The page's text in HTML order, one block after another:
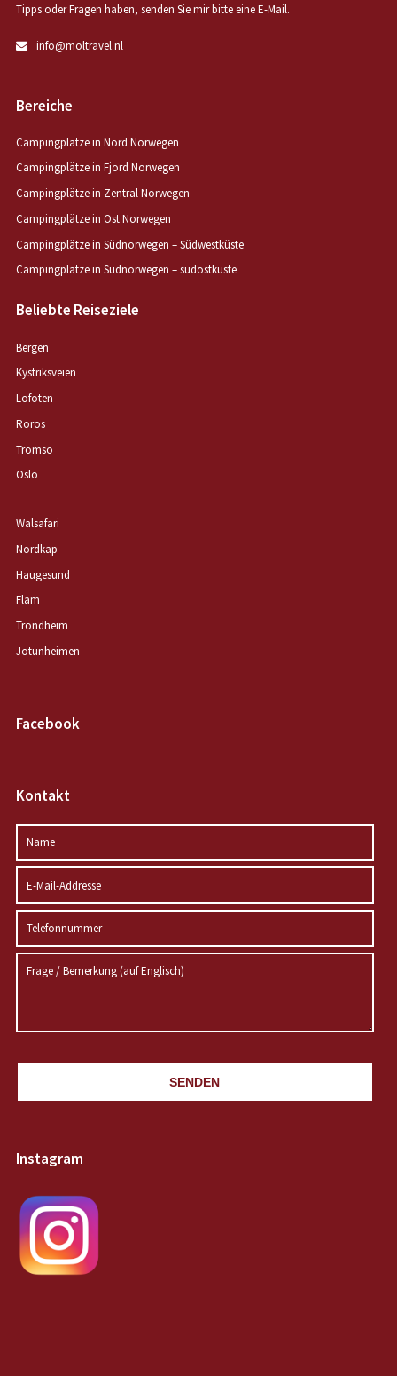
Tipps oder Fragen haben, senden Sie mir bitte eine E-Mail.
info@moltravel.nl
Bereiche
Campingplätze in Nord Norwegen
Campingplätze in Fjord Norwegen
Campingplätze in Zentral Norwegen
Campingplätze in Ost Norwegen
Campingplätze in Südnorwegen – Südwestküste
Campingplätze in Südnorwegen – südostküste
Beliebte Reiseziele
Bergen
Kystriksveien
Lofoten
Roros
Tromso
Oslo
Walsafari
Nordkap
Haugesund
Flam
Trondheim
Jotunheimen
Facebook
Kontakt
SENDEN
Instagram